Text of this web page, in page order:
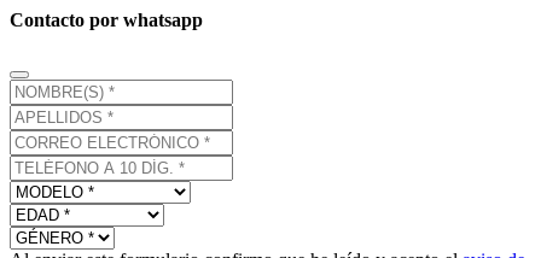
Contacto por whatsapp